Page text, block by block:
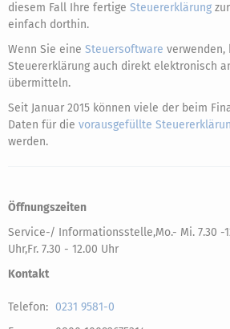
diesem Fall Ihre fertige Steuererklärung
einfach dorthin.
Wenn Sie eine Steuersoftware verwenden,
Steuererklärung auch direkt elektronisch
übermitteln.
Seit Januar 2015 können viele der beim
Daten für die vorausgefüllte
werden.
Öffnungszeiten
Service-/ Informationsstelle,Mo.- Mi. 7.30 -
Uhr,Fr. 7.30 - 12.00 Uhr
Kontakt
Telefon: 0231 9581-0